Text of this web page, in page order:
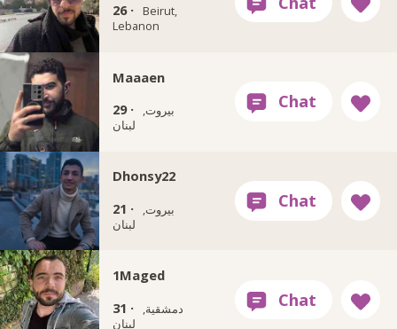
26 ·
Beirut,
Lebanon
Maaaen
29 ·
بيروت,
لبنان
Dhonsy22
21 ·
بيروت,
لبنان
1Maged
31 ·
دمشقية,
لبنان